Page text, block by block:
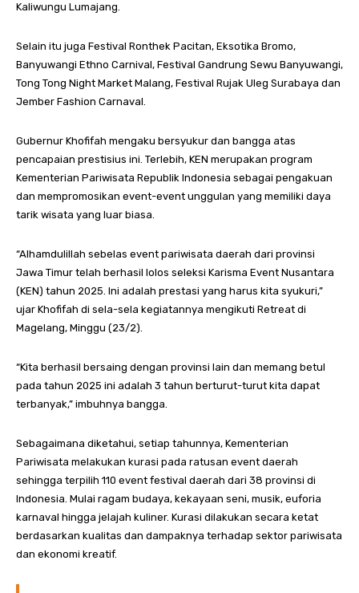
Kaliwungu Lumajang.
Selain itu juga Festival Ronthek Pacitan, Eksotika Bromo,
Banyuwangi Ethno Carnival, Festival Gandrung Sewu Banyuwangi,
Tong Tong Night Market Malang, Festival Rujak Uleg Surabaya dan
Jember Fashion Carnaval.
Gubernur Khofifah mengaku bersyukur dan bangga atas
pencapaian prestisius ini. Terlebih, KEN merupakan program
Kementerian Pariwisata Republik Indonesia sebagai pengakuan
dan mempromosikan event-event unggulan yang memiliki daya
tarik wisata yang luar biasa.
“Alhamdulillah sebelas event pariwisata daerah dari provinsi
Jawa Timur telah berhasil lolos seleksi Karisma Event Nusantara
(KEN) tahun 2025. Ini adalah prestasi yang harus kita syukuri,”
ujar Khofifah di sela-sela kegiatannya mengikuti Retreat di
Magelang, Minggu (23/2).
“Kita berhasil bersaing dengan provinsi lain dan memang betul
pada tahun 2025 ini adalah 3 tahun berturut-turut kita dapat
terbanyak,” imbuhnya bangga.
Sebagaimana diketahui, setiap tahunnya, Kementerian
Pariwisata melakukan kurasi pada ratusan event daerah
sehingga terpilih 110 event festival daerah dari 38 provinsi di
Indonesia. Mulai ragam budaya, kekayaan seni, musik, euforia
karnaval hingga jelajah kuliner. Kurasi dilakukan secara ketat
berdasarkan kualitas dan dampaknya terhadap sektor pariwisata
dan ekonomi kreatif.